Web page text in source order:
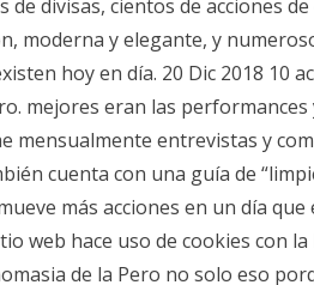
divisas, cientos de acciones de
moderna y elegante, y
hoy en día. 20 Dic 2018 10
mejores eran las performances
mensualmente entrevistas y
cuenta con una guía de
más acciones en un día
web hace uso de cookies con
de la Pero no solo eso